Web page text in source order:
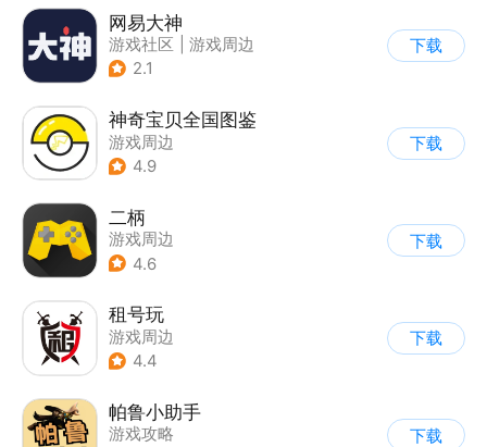
网易大神
游戏社区
游戏周边
2.1
下载
神奇宝贝全国图鉴
游戏周边
4.9
下载
二柄
游戏周边
4.6
下载
租号玩
游戏周边
4.4
下载
帕鲁小助手
游戏攻略
下载